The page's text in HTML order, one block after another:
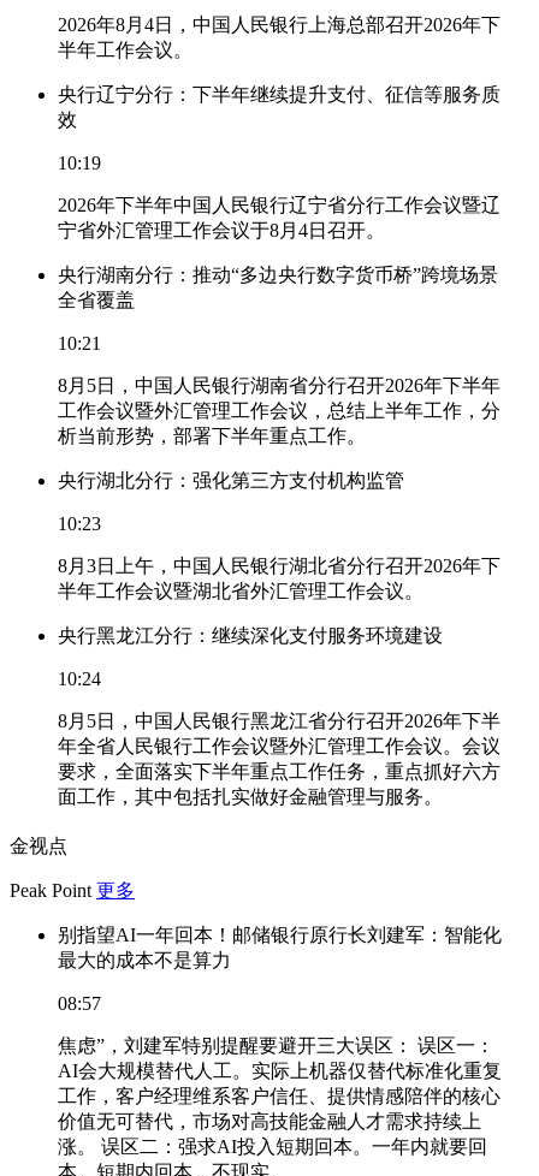
2026年8月4日，中国人民银行上海总部召开2026年下
半年工作会议。
央行辽宁分行：下半年继续提升支付、征信等服务质
效
10:19
2026年下半年中国人民银行辽宁省分行工作会议暨辽
宁省外汇管理工作会议于8月4日召开。
央行湖南分行：推动“多边央行数字货币桥”跨境场景
全省覆盖
10:21
8月5日，中国人民银行湖南省分行召开2026年下半年
工作会议暨外汇管理工作会议，总结上半年工作，分
析当前形势，部署下半年重点工作。
央行湖北分行：强化第三方支付机构监管
10:23
8月3日上午，中国人民银行湖北省分行召开2026年下
半年工作会议暨湖北省外汇管理工作会议。
央行黑龙江分行：继续深化支付服务环境建设
10:24
8月5日，中国人民银行黑龙江省分行召开2026年下半
年全省人民银行工作会议暨外汇管理工作会议。会议
要求，全面落实下半年重点工作任务，重点抓好六方
面工作，其中包括扎实做好金融管理与服务。
金视点
Peak Point 更多
别指望AI一年回本！邮储银行原行长刘建军：智能化
最大的成本不是算力
08:57
焦虑”，刘建军特别提醒要避开三大误区： 误区一：
AI会大规模替代人工。实际上机器仅替代标准化重复
工作，客户经理维系客户信任、提供情感陪伴的核心
价值无可替代，市场对高技能金融人才需求持续上
涨。 误区二：强求AI投入短期回本。一年内就要回
本、短期内回本，不现实。